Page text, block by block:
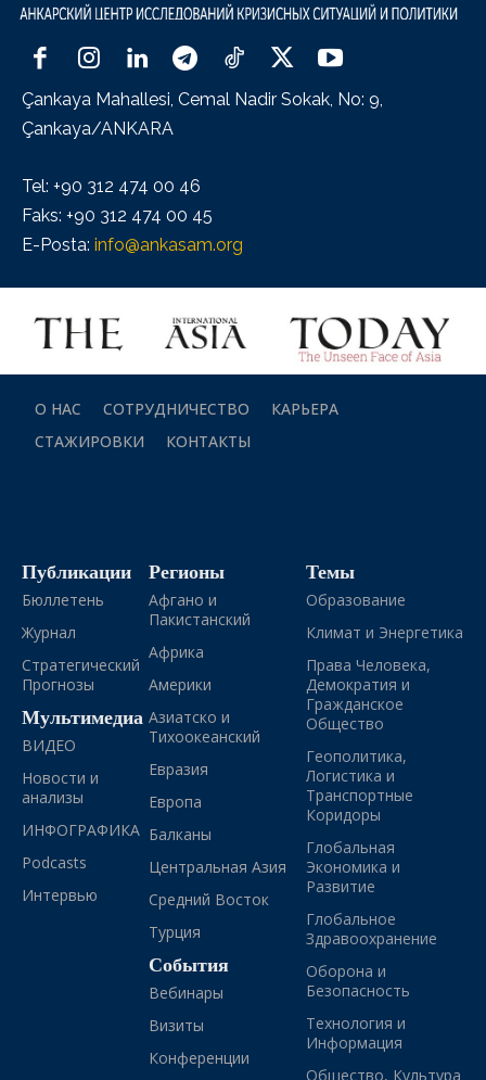
Çankaya Mahallesi, Cemal Nadir Sokak, No: 9,
Çankaya/ANKARA
Tel: +90 312 474 00 46
Faks: +90 312 474 00 45
E-Posta: info@ankasam.org
О НАС СОТРУДНИЧЕСТВО
КАРЬЕРА
СТАЖИРОВКИ
КОНТАКТЫ
Публикации
Бюллетень
Журнал
Стратегический
Прогнозы
Мультимедиа
ВИДЕО
Новости и
анализы
ИНФОГРАФИКА
Podcasts
Интервью
Регионы
Афгано и
Пакистанский
Африка
Америки
Азиатско и
Тихоокеанский
Евразия
Европа
Балканы
Центральная Азия
Средний Восток
Турция
События
Вебинары
Визиты
Конференции
Темы
Образование
Климат и Энергетика
Права Человека,
Демократия и
Гражданское
Общество
Геополитика,
Логистика и
Транспортные
Коридоры
Глобальная
Экономика и
Развитие
Глобальное
Здравоохранение
Оборона и
Безопасность
Технология и
Информация
Общество, Культура